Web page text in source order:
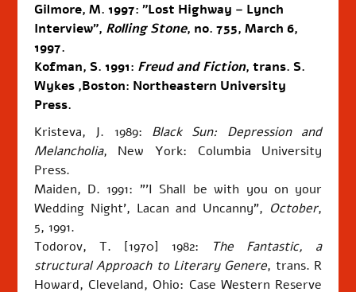
Gilmore, M. 1997: "Lost Highway – Lynch
Interview", Rolling Stone, no. 755, March 6,
1997.
Kofman, S. 1991: Freud and Fiction, trans. S.
Wykes ,Boston: Northeastern University
Press.
Kristeva, J. 1989: Black Sun: Depression and
Melancholia, New York: Columbia University
Press.
Maiden, D. 1991: "'I Shall be with you on your
Wedding Night', Lacan and Uncanny", October,
5, 1991.
Todorov, T. [1970] 1982:
The Fantastic, a
structural Approach to Literary Genere, trans. R
Howard, Cleveland, Ohio: Case Western Reserve